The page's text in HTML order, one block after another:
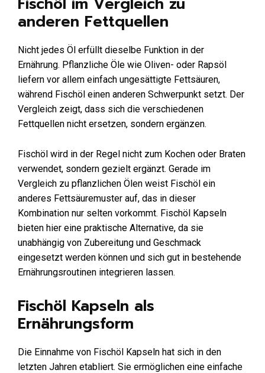
anderen Fettquellen
Nicht jedes Öl erfüllt dieselbe Funktion in der
Ernährung. Pflanzliche Öle wie Oliven- oder Rapsöl
liefern vor allem einfach ungesättigte Fettsäuren,
während Fischöl einen anderen Schwerpunkt setzt. Der
Vergleich zeigt, dass sich die verschiedenen
Fettquellen nicht ersetzen, sondern ergänzen.
Fischöl wird in der Regel nicht zum Kochen oder Braten
verwendet, sondern gezielt ergänzt. Gerade im
Vergleich zu pflanzlichen Ölen weist Fischöl ein
anderes Fettsäuremuster auf, das in dieser
Kombination nur selten vorkommt. Fischöl Kapseln
bieten hier eine praktische Alternative, da sie
unabhängig von Zubereitung und Geschmack
eingesetzt werden können und sich gut in bestehende
Ernährungsroutinen integrieren lassen.
Fischöl Kapseln als
Ernährungsform
Die Einnahme von Fischöl Kapseln hat sich in den
letzten Jahren etabliert. Sie ermöglichen eine einfache